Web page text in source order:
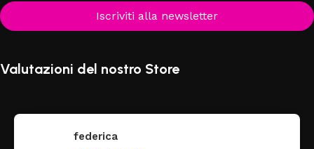
Iscriviti alla newsletter
Valutazioni del nostro Store
federica